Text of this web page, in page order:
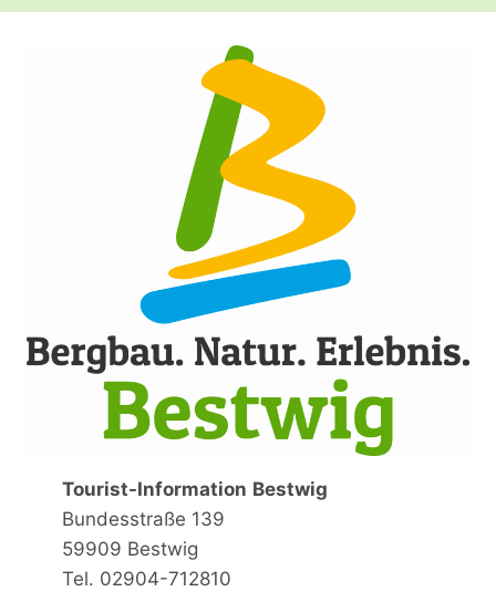
Tourist-Information Bestwig
Bundesstraße 139
59909 Bestwig
Tel. 02904-712810